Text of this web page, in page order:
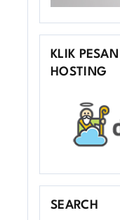
KLIK
HOSTING
SEARCH